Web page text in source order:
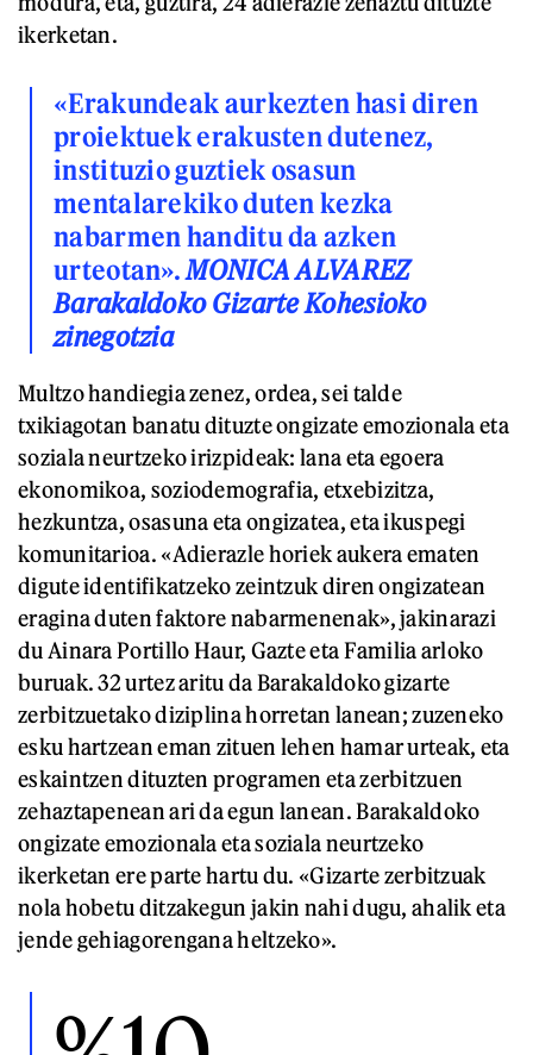
ikerketan.
«Erakundeak aurkezten hasi diren
proiektuek erakusten dutenez,
instituzio guztiek osasun
mentalarekiko duten kezka
nabarmen handitu da azken
urteotan».MONICA ALVAREZ
Barakaldoko Gizarte Kohesioko
zinegotzia
Multzo handiegia zenez, ordea, sei talde
txikiagotan banatu dituzte ongizate emozionala eta
soziala neurtzeko irizpideak: lana eta egoera
ekonomikoa, soziodemografia, etxebizitza,
hezkuntza, osasuna eta ongizatea, eta ikuspegi
komunitarioa. «Adierazle horiek aukera ematen
digute identifikatzeko zeintzuk diren ongizatean
eragina duten faktore nabarmenenak», jakinarazi
du Ainara Portillo Haur, Gazte eta Familia arloko
buruak. 32 urtez aritu da Barakaldoko gizarte
zerbitzuetako diziplina horretan lanean; zuzeneko
esku hartzean eman zituen lehen hamar urteak, eta
eskaintzen dituzten programen eta zerbitzuen
zehaztapenean ari da egun lanean. Barakaldoko
ongizate emozionala eta soziala neurtzeko
ikerketan ere parte hartu du. «Gizarte zerbitzuak
nola hobetu ditzakegun jakin nahi dugu, ahalik eta
jende gehiagorengana heltzeko».